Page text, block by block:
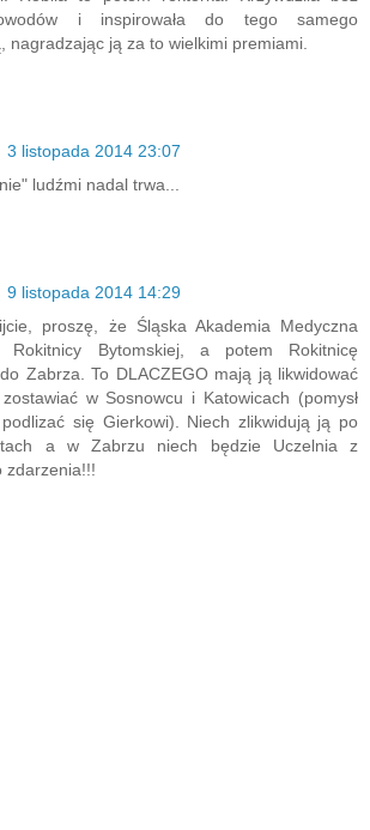
i inspirowała do tego samego
nagradzając ją za to wielkimi premiami.
3 listopada 2014 23:07
ludźmi nadal trwa...
9 listopada 2014 14:29
proszę, że Śląska Akademia Medyczna
Rokitnicy Bytomskiej, a potem Rokitnicę
do Zabrza. To DLACZEGO mają ją likwidować
w Sosnowcu i Katowicach (pomysł
się Gierkowi). Niech zlikwidują ją po
a w Zabrzu niech będzie Uczelnia z
zdarzenia!!!